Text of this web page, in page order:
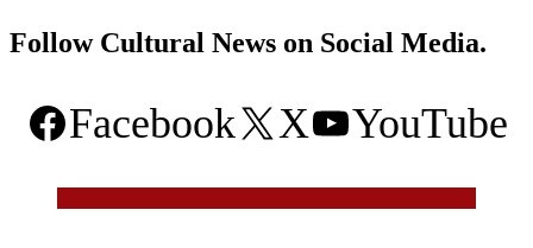
Follow Cultural News on Social Media.
Facebook X YouTube